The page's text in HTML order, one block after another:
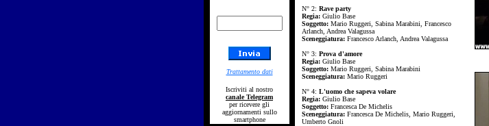
Trattamento dati
Iscriviti al nostro
canale Telegram
per ricevere gli
aggiornamenti sullo
smartphone
N° 2: Rave party
Regia: Giulio Base
Soggetto: Mario Ruggeri, Sabina Marabini, Francesco
Arlanch, Andrea Valagussa
Sceneggiatura: Francesco Arlanch, Andrea Valagussa
N° 3: Prova d'amore
Regia: Giulio Base
Soggetto: Mario Ruggeri, Sabina Marabini
Sceneggiatura: Mario Ruggeri
N° 4: L'uomo che sapeva volare
Regia: Giulio Base
Soggetto: Francesca De Michelis
Sceneggiatura: Francesca De Michelis, Mario Ruggeri,
Umberto Gnoli